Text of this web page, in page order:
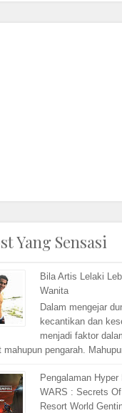
Yang Sensasi
Bila Artis Lelaki
Wanita
Dalam mengejar
kecantikan dan
menjadi faktor
mahupun pengarah.
Pengalaman
WARS : Secrets
Resort World